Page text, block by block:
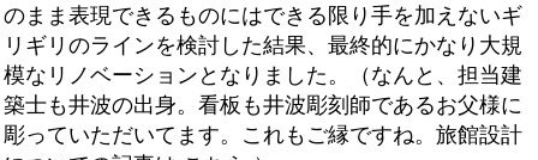
のまま表現できるものにはできる限り手を加えないギ
リギリのラインを検討した結果、最終的にかなり大規
模なリノベーションとなりました。（なんと、担当建
築士も井波の出身。看板も井波彫刻師であるお父様に
彫っていただいてます。これもご縁ですね。旅館設計